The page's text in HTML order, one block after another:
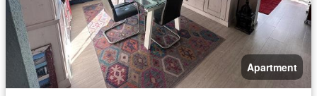
Apartment